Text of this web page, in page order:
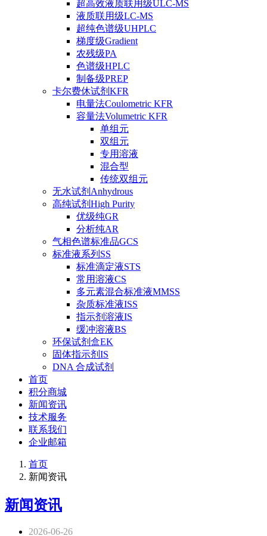
超高效液质联用级ULC-MS
液质联用级LC-MS
超纯色谱级UHPLC
梯度级Gradient
农残级PA
色谱级HPLC
制备级PREP
卡尔费休试剂KFR
电量法Coulometric KFR
容量法Volumetric KFR
单组元
双组元
专用溶液
混合型
传统双组元
无水试剂Anhydrous
高纯试剂High Purity
优级纯GR
分析纯AR
气相色谱标准品GCS
标准液系列SS
标准滴定液STS
常用溶液CS
多元素混合标准液MMSS
杂质标准液ISS
指示剂溶液IS
缓冲溶液BS
环保试剂盒EK
固体指示剂IS
DNA 合成试剂
首页
积分商城
新闻资讯
技术服务
联系我们
企业邮箱
首页
新闻资讯
新闻资讯
2026-06-26